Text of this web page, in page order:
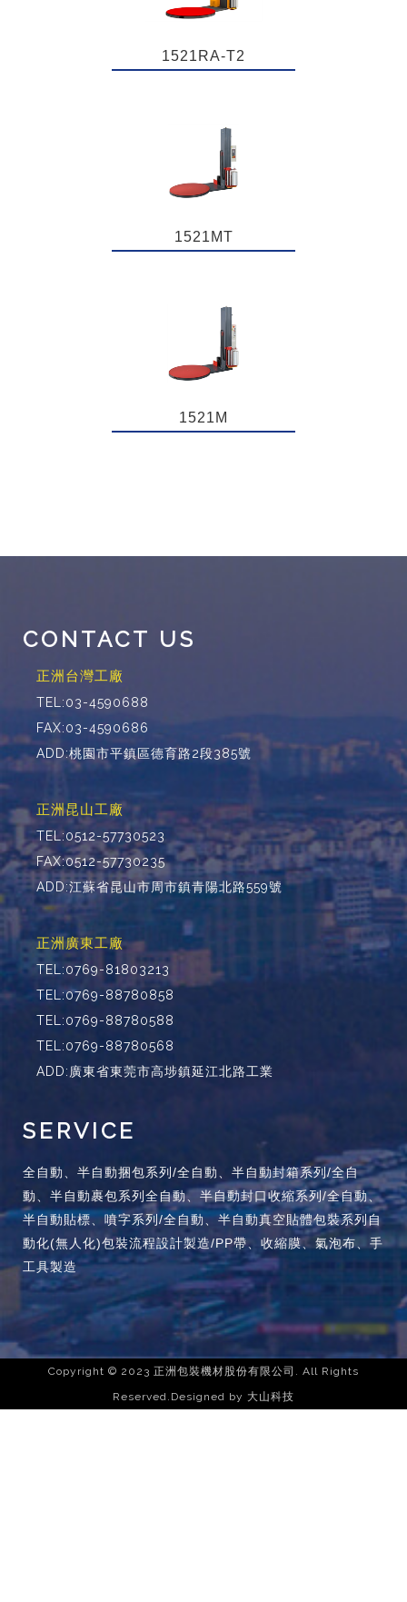
1521RA-T2
1521MT
1521M
CONTACT US
正洲台灣工廠
TEL:03-4590688
FAX:03-4590686
ADD:桃園市平鎮區德育路2段385號
正洲昆山工廠
TEL:0512-57730523
FAX:0512-57730235
ADD:江蘇省昆山市周市鎮青陽北路559號
正洲廣東工廠
TEL:0769-81803213
TEL:0769-88780858
TEL:0769-88780588
TEL:0769-88780568
ADD:廣東省東莞市高埗鎮延江北路工業
SERVICE
全自動、半自動捆包系列/全自動、半自動封箱系列/全自
動、半自動裹包系列全自動、半自動封口收縮系列/全自動、
半自動貼標、噴字系列/全自動、半自動真空貼體包裝系列自
動化(無人化)包裝流程設計製造/PP帶、收縮膜、氣泡布、手
工具製造
Copyright © 2023 正洲包裝機材股份有限公司. All Rights
Reserved.Designed by 大山科技